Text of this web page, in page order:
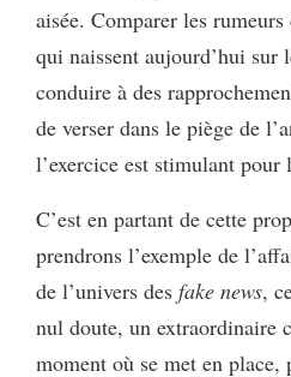
aisée. Comparer les rumeurs
qui naissent aujourd’hui sur
conduire à des
de verser dans le piège de
l’exercice est stimulant pour
C’est en partant de cette
prendrons l’exemple de
de l’univers des fake news,
nul doute, un extraordinaire
moment où se met en